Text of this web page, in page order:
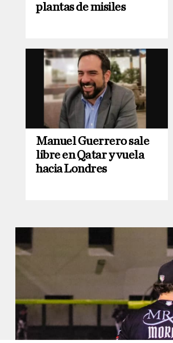
plantas de misiles
Manuel Guerrero sale
libre en Qatar y vuela
hacia Londres